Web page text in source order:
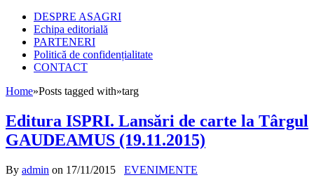
DESPRE ASAGRI
Echipa editorială
PARTENERI
Politică de confidențialitate
CONTACT
Home»Posts tagged with»targ
Editura ISPRI. Lansări de carte la Târgul
GAUDEAMUS (19.11.2015)
By admin on 17/11/2015
EVENIMENTE